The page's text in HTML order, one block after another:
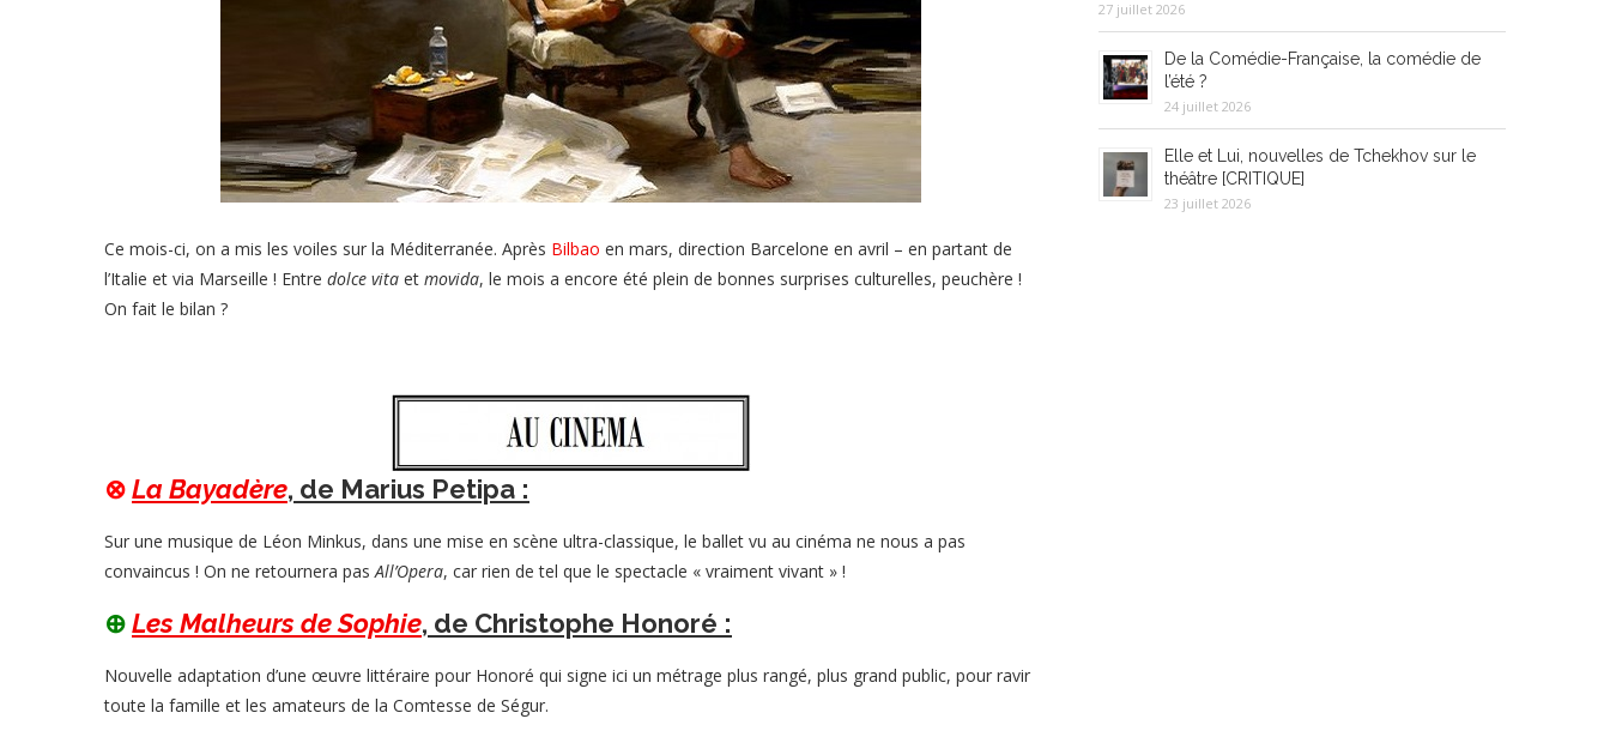
Ce mois-ci, on a mis les voiles sur la Méditerranée. Après Bilbao en mars, direction Barcelone en avril – en partant de
l’Italie et via Marseille ! Entre dolce vita et movida, le mois a encore été plein de bonnes surprises culturelles, peuchère !
On fait le bilan ?
⊗La Bayadère, de Marius Petipa :
Sur une musique de Léon Minkus, dans une mise en scène ultra-classique, le ballet vu au cinéma ne nous a pas
convaincus ! On ne retournera pasAll’Opera, car rien de tel que le spectacle « vraiment vivant » !
⊕Les Malheurs de Sophie, de Christophe Honoré :
Nouvelle adaptation d’une œuvre littéraire pour Honoré qui signe ici un métrage plus rangé, plus grand public, pour ravir
toute la famille et les amateurs de la Comtesse de Ségur.
27 juillet 2026
De la Comédie-Française, la comédie de
l’été ?
24 juillet 2026
Elle et Lui, nouvelles de Tchekhov sur le
théâtre [CRITIQUE]
23 juillet 2026